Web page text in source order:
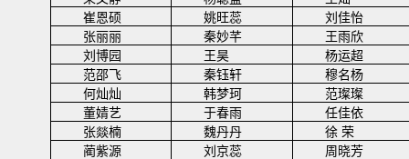
崔恩硕
姚旺蕊
刘佳怡
张丽丽
秦妙芊
王雨欣
刘博园
王昊
杨运超
范邵飞
秦钰轩
穆名杨
何灿灿
韩梦珂
范璨璨
董婧艺
于春雨
任佳依
张燚楠
魏丹丹 徐 荣
蔺紫源
刘京蕊
周晓芳